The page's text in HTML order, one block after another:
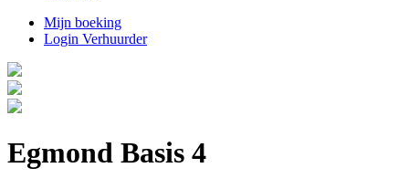
Mijn boeking
Login Verhuurder
Egmond Basis 4